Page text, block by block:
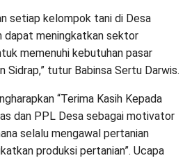
setiap kelompok tani di Desa
dapat meningkatkan sektor
memenuhi kebutuhan pasar
Sidrap,” tutur Babinsa Sertu Darwis.
“Terima Kasih Kepada
dan PPL Desa sebagai motivator
selalu mengawal pertanian
produksi pertanian”. Ucapa